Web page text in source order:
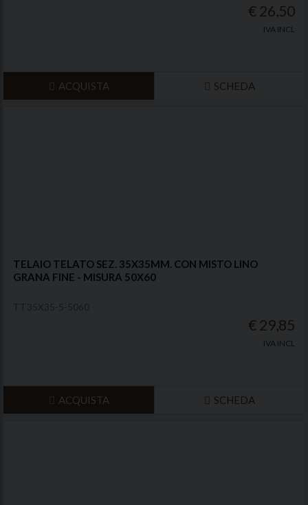
€ 26,50
IVA INCL
ACQUISTA SCHEDA
TELAIO TELATO SEZ. 35X35MM. CON MISTO LINO
GRANA FINE - MISURA 50X60
€ 29,85
IVA INCL
ACQUISTA SCHEDA